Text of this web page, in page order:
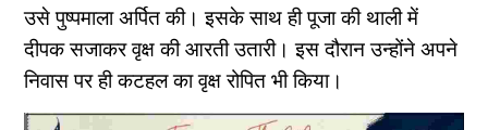
उसे पुष्पमाला अर्पित की। इसके साथ ही पूजा की थाली में
दीपक सजाकर वृक्ष की आरती उतारी। इस दौरान उन्होंने अपने
निवास पर ही कटहल का वृक्ष रोपित भी किया।